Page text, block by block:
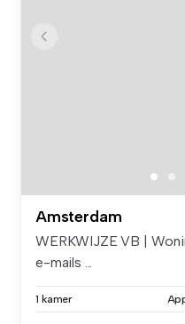
Amsterdam
WERKWIJZE VB |
e-mails ...
1 kamer